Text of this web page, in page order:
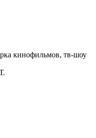
кинофильмов, тв-шоу